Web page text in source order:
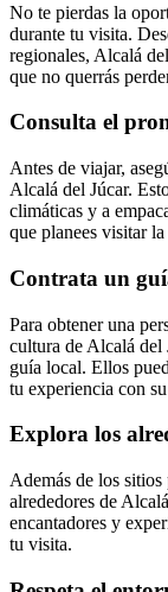
No te pierdas la
durante tu visita.
regionales, Alcalá
que no querrás
Consulta el
Antes de viajar,
Alcalá del Júcar.
climáticas y a
que planees visitar
Contrata un
Para obtener una
cultura de Alcalá del
guía local. Ellos
tu experiencia con
Explora los
Además de los
alrededores de
encantadores y
tu visita.